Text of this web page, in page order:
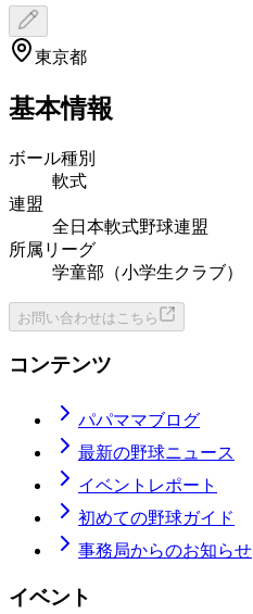
東京都
基本情報
ボール種別
軟式
連盟
全日本軟式野球連盟
所属リーグ
学童部（小学生クラブ）
お問い合わせはこちら
コンテンツ
パパママブログ
最新の野球ニュース
イベントレポート
初めての野球ガイド
事務局からのお知らせ
イベント